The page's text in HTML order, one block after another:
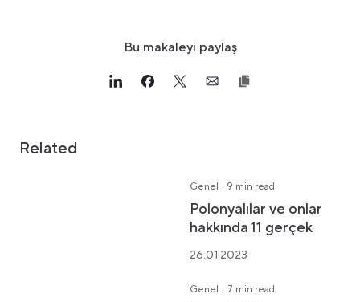
Bu makaleyi paylaş
Link opens in a new tab
>Share on Linkedin
Link opens in a new tab
>Share on Facebook
Link opens in a new tab
>Share on Twitter
Link opens in a new tab
>Share on Email
Related
Genel · 9 min read
Polonyalılar ve onlar
hakkında 11 gerçek
26.01.2023
Genel · 7 min read